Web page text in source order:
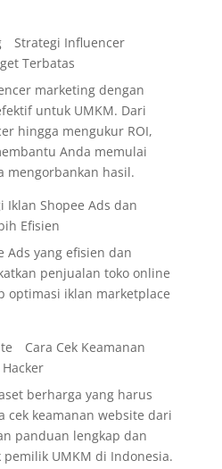
Strategi Influencer
Terbatas
marketing dengan
untuk UMKM. Dari
hingga mengukur ROI,
Anda memulai
mengorbankan hasil.
Iklan Shopee Ads dan
Efisien
Ads yang efisien dan
penjualan toko online
optimasi iklan marketplace
Cara Cek Keamanan
berharga yang harus
cek keamanan website dari
panduan lengkap dan
UMKM di Indonesia.